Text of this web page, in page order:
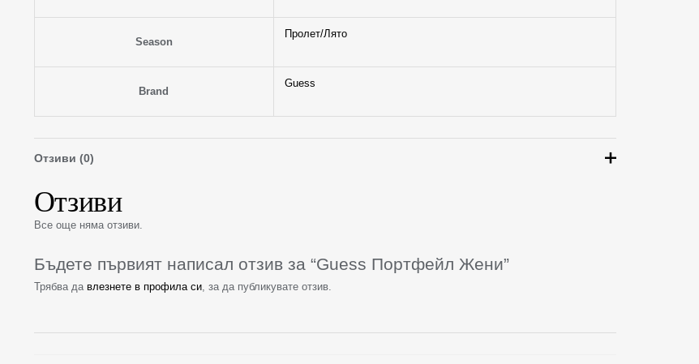
Season
Пролет/Лято
Brand
Guess
Отзиви (0)
Отзиви
Все още няма отзиви.
Бъдете първият написал отзив за “Guess Портфейл Жени”
Трябва да влезнете в профила си, за да публикувате отзив.